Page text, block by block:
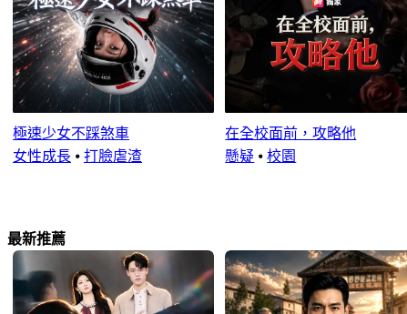
極速少女不踩煞車
女性成長 ⦁ 打臉虐渣
在全校面前，攻略他
懸疑 ⦁校園
最新推薦